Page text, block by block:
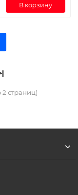
В корзину
2 страниц)